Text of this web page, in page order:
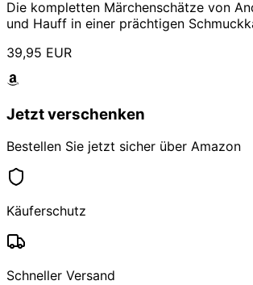
Die kompletten Märchenschätze von
und Hauff in einer prächtigen
39,95 EUR
Jetzt verschenken
Bestellen Sie jetzt sicher über Amazon
Käuferschutz
Schneller Versand